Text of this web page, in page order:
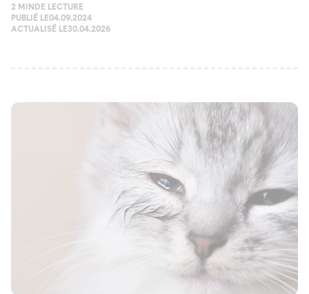
2 MIN DE LECTURE
PUBLIÉ LE04.09.2024
ACTUALISÉ LE30.04.2026